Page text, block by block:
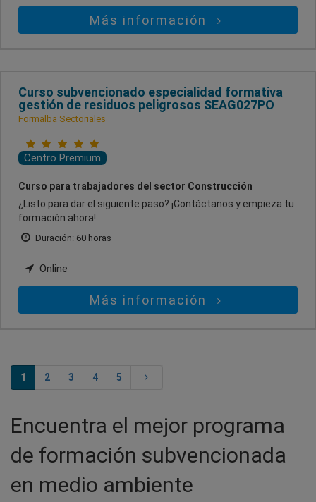
Más información
Curso subvencionado especialidad formativa
gestión de residuos peligrosos SEAG027PO
Formalba Sectoriales
Centro Premium
Curso para trabajadores del sector Construcción
¿Listo para dar el siguiente paso? ¡Contáctanos y empieza tu
formación ahora!
Duración: 60 horas
Online
Más información
1 2 3 4 5
Encuentra el mejor programa
de formación subvencionada
en medio ambiente